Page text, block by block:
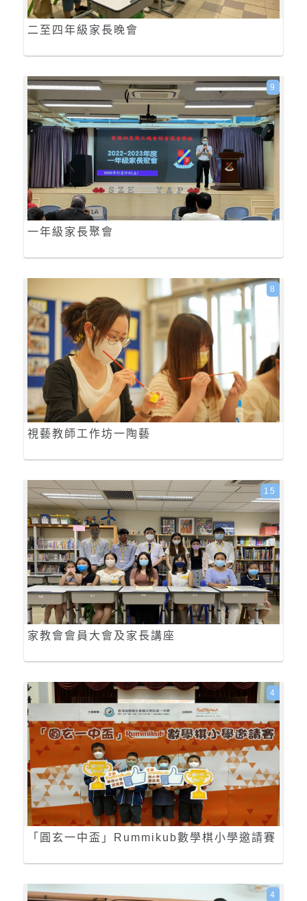
二至四年級家長晚會
一年級家長聚會
9
視藝教師工作坊一陶藝
8
家教會會員大會及家長講座
15
「圓玄一中盃」Rummikub數學棋小學邀請賽
4
4